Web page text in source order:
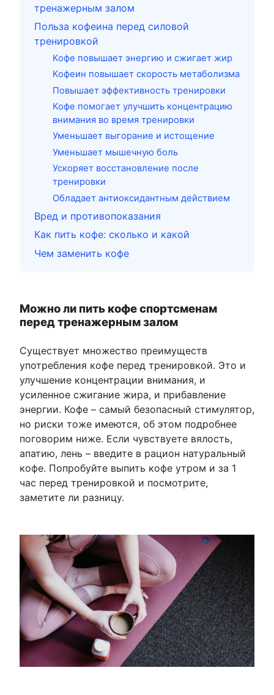
тренажерным залом
Польза кофеина перед силовой
тренировкой
Кофе повышает энергию и сжигает жир
Кофеин повышает скорость метаболизма
Повышает эффективность тренировки
Кофе помогает улучшить концентрацию
внимания во время тренировки
Уменьшает выгорание и истощение
Уменьшает мышечную боль
Ускоряет восстановление после
тренировки
Обладает антиоксидантным действием
Вред и противопоказания
Как пить кофе: сколько и какой
Чем заменить кофе
Можно ли пить кофе спортсменам
перед тренажерным залом
Существует множество преимуществ
употребления кофе перед тренировкой. Это и
улучшение концентрации внимания, и
усиленное сжигание жира, и прибавление
энергии. Кофе – самый безопасный стимулятор,
но риски тоже имеются, об этом подробнее
поговорим ниже. Если чувствуете вялость,
апатию, лень – введите в рацион натуральный
кофе. Попробуйте выпить кофе утром и за 1
час перед тренировкой и посмотрите,
заметите ли разницу.